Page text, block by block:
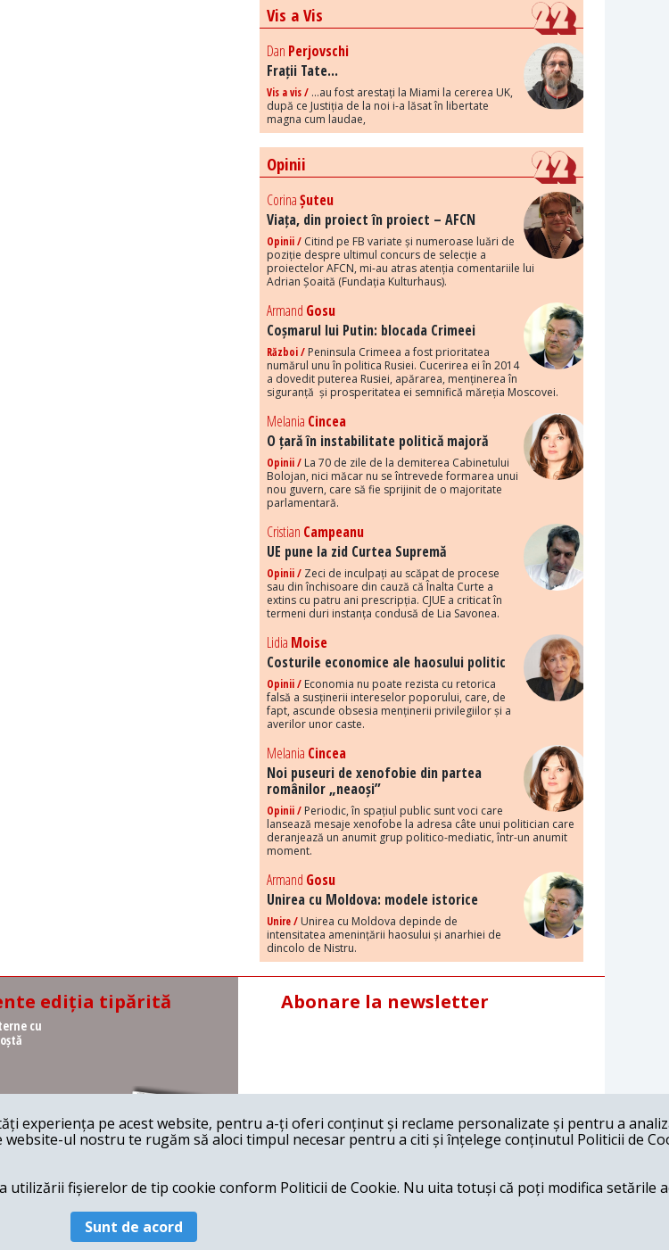
Vis a Vis
Dan Perjovschi
Frații Tate...
Vis a vis / ...au fost arestați la Miami la cererea UK,
după ce Justiția de la noi i-a lăsat în libertate
magna cum laudae,
Opinii
CorinaȘuteu
Viața, din proiect în proiect – AFCN
Opinii / Citind pe FB variate și numeroase luări de
poziție despre ultimul concurs de selecție a
proiectelor AFCN, mi-au atras atenția comentariile lui
Adrian Șoaită (Fundația Kulturhaus).
Armand Gosu
Coșmarul lui Putin: blocada Crimeei
Război / Peninsula Crimeea a fost prioritatea
numărul unu în politica Rusiei. Cucerirea ei în 2014
a dovedit puterea Rusiei, apărarea, menținerea în
siguranță și prosperitatea ei semnifică măreția Moscovei.
Melania Cincea
O țară în instabilitate politică majoră
Opinii / La 70 de zile de la demiterea Cabinetului
Bolojan, nici măcar nu se întrevede formarea unui
nou guvern, care să fie sprijinit de o majoritate
parlamentară.
Cristian Campeanu
UE pune la zid Curtea Supremă
Opinii / Zeci de inculpați au scăpat de procese
sau din închisoare din cauză că Înalta Curte a
extins cu patru ani prescripția. CJUE a criticat în
termeni duri instanța condusă de Lia Savonea.
Lidia Moise
Costurile economice ale haosului politic
Opinii / Economia nu poate rezista cu retorica
falsă a susținerii intereselor poporului, care, de
fapt, ascunde obsesia menținerii privilegiilor și a
averilor unor caste.
Melania Cincea
Noi puseuri de xenofobie din partea
românilor „neaoși”
Opinii / Periodic, în spațiul public sunt voci care
lansează mesaje xenofobe la adresa câte unui politician care
deranjează un anumit grup politico-mediatic, într-un anumit
moment.
Armand Gosu
Unirea cu Moldova: modele istorice
Unire / Unirea cu Moldova depinde de
intensitatea amenințării haosului și anarhiei de
dincolo de Nistru.
ediția tipărită
cu
cu
Abonare la newsletter
© 2026 Revista 22
experiența pe acest website, pentru a-ți oferi conținut și reclame personalizate și pentru a
ul nostru te rugăm să aloci timpul necesar pentru a citi și înțelege conținutul Politicii de
fișierelor de tip cookie conform Politicii de Cookie. Nu uita totuși că poți modifica setările
Sunt de acord